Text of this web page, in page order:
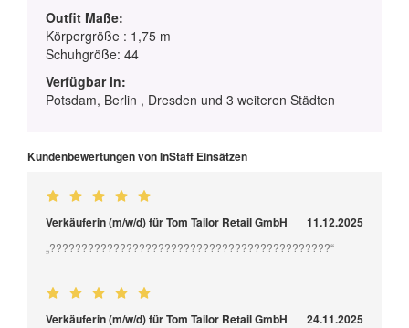
Outfit Maße:
Körpergröße : 1,75 m
Schuhgröße: 44
Verfügbar in:
Potsdam, Berlin , Dresden und 3 weiteren Städten
Kundenbewertungen von InStaff Einsätzen
Verkäuferin (m/w/d) für Tom Tailor Retail GmbH 11.12.2025
„????????????????????????????????????????????“
Verkäuferin (m/w/d) für Tom Tailor Retail GmbH 24.11.2025